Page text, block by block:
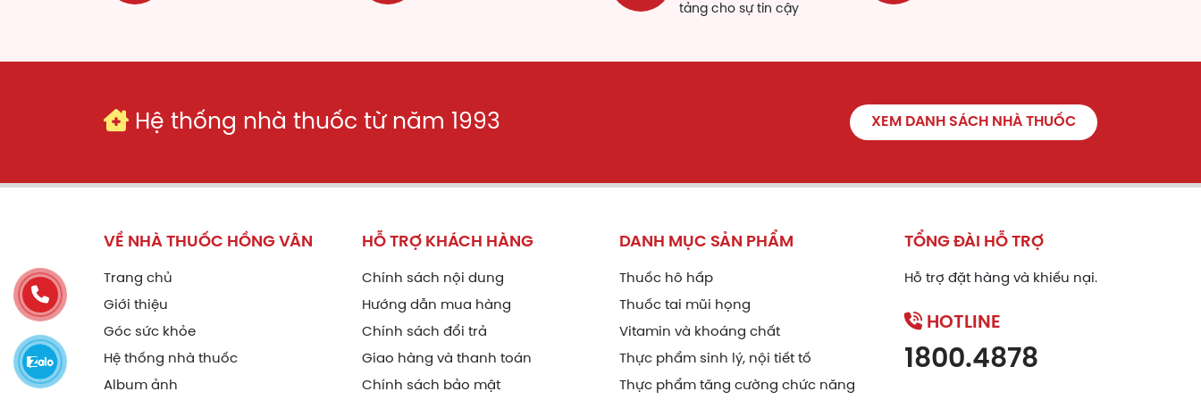
Meriva 5mg
Diếp cá
Cao diếp cá:Lợi tiểu, thanh nhiệt, giải độc, làm bền chắc mao mạch, kháng viêm, kháng khuẩn, ức chế
tảng cho sự tin cậy
Hệ thống nhà thuốc từ năm 1993 XEM DANH SÁCH NHÀ THUỐC
VỀ NHÀ THUỐC HỒNG VÂN
Trang chủ
Giới thiệu
Góc sức khỏe
Hệ thống nhà thuốc
Album ảnh
HỖ TRỢ KHÁCH HÀNG
Chính sách nội dung
Hướng dẫn mua hàng
Chính sách đổi trả
Giao hàng và thanh toán
Chính sách bảo mật
DANH MỤC SẢN PHẨM
Thuốc hô hấp
Thuốc tai mũi họng
Vitamin và khoáng chất
Thực phẩm sinh lý, nội tiết tố
Thực phẩm tăng cường chức năng
TỔNG ĐÀI HỖ TRỢ
Hỗ trợ đặt hàng và khiếu nại.
HOTLINE
1800.4878